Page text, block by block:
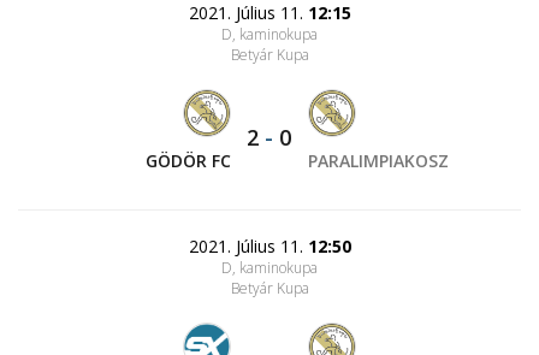
2021. Július 11. 12:15
D, kaminokupa
Betyár Kupa
GÖDÖR FC
2 - 0
PARALIMPIAKOSZ
2021. Július 11. 12:50
D, kaminokupa
Betyár Kupa